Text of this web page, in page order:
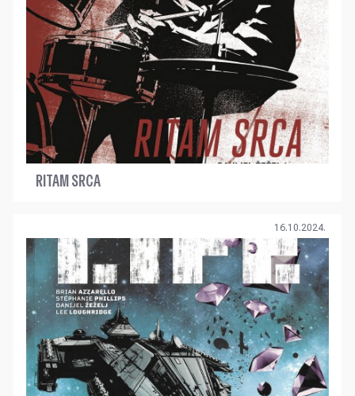
RITAM SRCA
16.10.2024.